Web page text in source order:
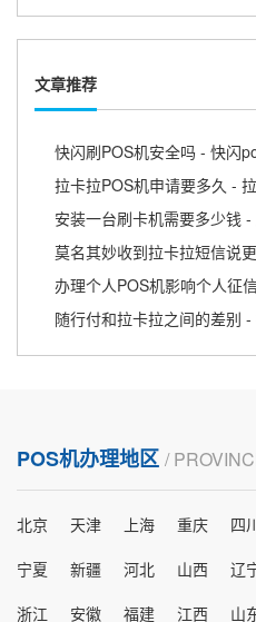
文章推荐
快闪刷POS机安全吗 - 快闪
拉卡拉POS机申请要多久 -
安装一台刷卡机需要多少钱
莫名其妙收到拉卡拉短信说
办理个人POS机影响个人征
随行付和拉卡拉之间的差别
POS机办理地区 /
北京 天津 上海 重庆 四
宁夏
新疆 河北 山西 辽
浙江
安徽 福建 江西 山